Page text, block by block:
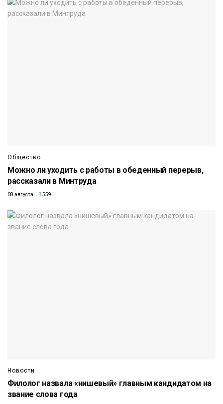
Общество
Можно ли уходить с работы в обеденный перерыв,
рассказали в Минтруда
08 августа 559
Новости
Филолог назвала «нишевый» главным кандидатом на
звание слова года